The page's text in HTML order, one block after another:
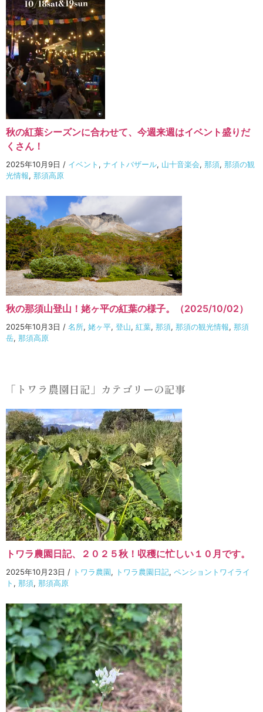
秋の紅葉シーズンに合わせて、今週来週はイベント盛りだ
くさん！
2025年10月9日 / イベント , ナイトバザール, 山十音楽会, 那須, 那須の観
光情報, 那須高原
秋の那須山登山！姥ヶ平の紅葉の様子。（2025/10/02）
2025年10月3日 / 名所, 姥ヶ平, 登山, 紅葉, 那須, 那須の観光情報, 那須
岳, 那須高原
「トワラ農園日記」カテゴリーの記事
トワラ農園日記、２０２５秋！収穫に忙しい１０月です。
2025年10月23日 / トワラ農園, トワラ農園日記, ペンショントワイライ
ト , 那須, 那須高原